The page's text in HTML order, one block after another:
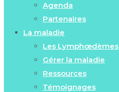
Agenda
Partenaires
La maladie
Les Lymphœdèmes
Gérer la maladie
Ressources
Témoignages